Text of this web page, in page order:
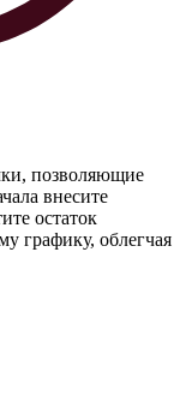
позволяющие
внесите
остаток
графику, облегчая